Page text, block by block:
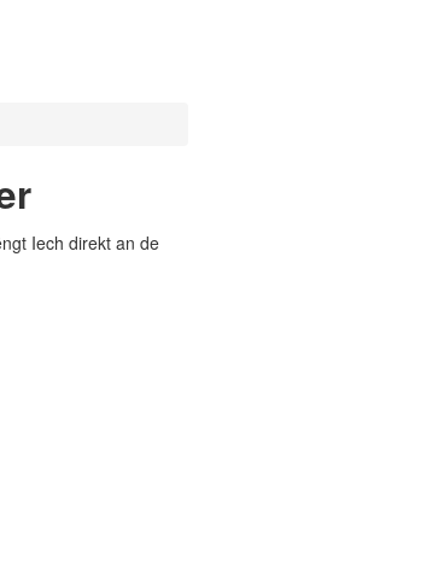
Iech direkt an de